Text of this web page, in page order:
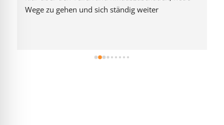
Wege zu gehen und sich ständig weiter
gefunden hat um zu helfen.